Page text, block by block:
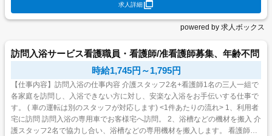
求人詳細
powered by 求人ボックス
訪問入浴サービス看護職員・看護師/准看護師募集、年齢不問
時給1,745円～1,795円
【仕事内容】訪問入浴の仕事内容 介護スタッフ2名+看護師1名の三人一組で
各家庭を訪問し、入浴できない方に対し、安楽な入浴をお手伝いする仕事で
す。 ( 車の運転は別のスタッフが対応します) <1件あたりの流れ> 1、利用者
宅に訪問 訪問入浴の専用車でお客様宅へ訪問。 2、浴槽などの機材を搬入 介
護スタッフ2名で協力し合い、浴槽などの専用機材を搬入します。 看護師は